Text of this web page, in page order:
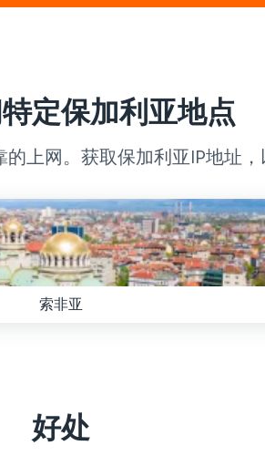
定保加利亚地点
上网。获取保加利亚IP地址
索非亚
好处